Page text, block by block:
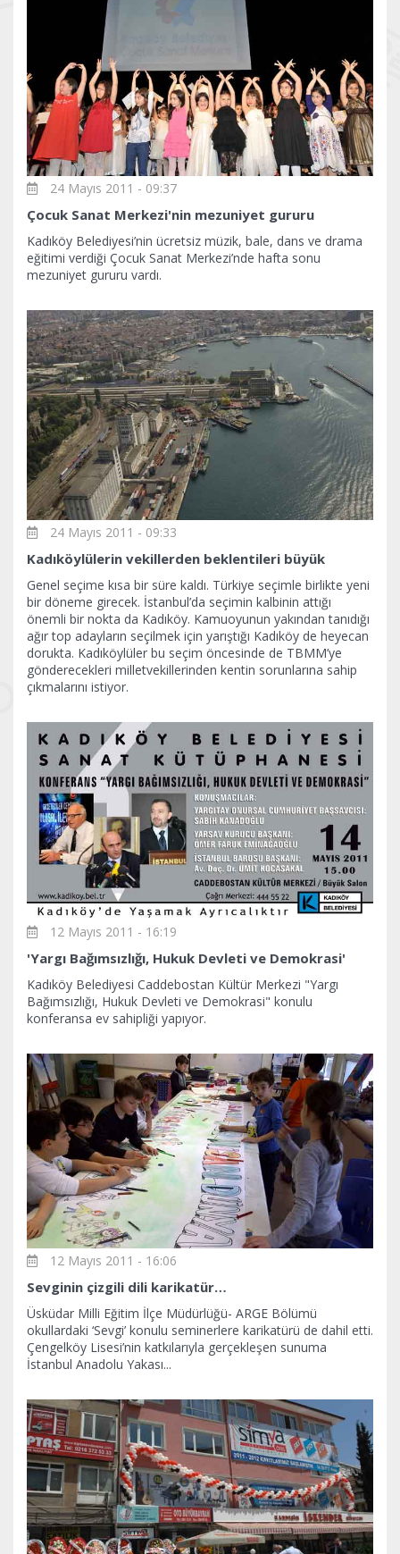
24 Mayıs 2011 - 09:37
Çocuk Sanat Merkezi'nin mezuniyet gururu
Kadıköy Belediyesi’nin ücretsiz müzik, bale, dans ve drama
eğitimi verdiği Çocuk Sanat Merkezi’nde hafta sonu
mezuniyet gururu vardı.
24 Mayıs 2011 - 09:33
Kadıköylülerin vekillerden beklentileri büyük
Genel seçime kısa bir süre kaldı. Türkiye seçimle birlikte yeni
bir döneme girecek. İstanbul’da seçimin kalbinin attığı
önemli bir nokta da Kadıköy. Kamuoyunun yakından tanıdığı
ağır top adayların seçilmek için yarıştığı Kadıköy de heyecan
dorukta. Kadıköylüler bu seçim öncesinde de TBMM’ye
gönderecekleri milletvekillerinden kentin sorunlarına sahip
çıkmalarını istiyor.
12 Mayıs 2011 - 16:19
'Yargı Bağımsızlığı, Hukuk Devleti ve Demokrasi'
Kadıköy Belediyesi Caddebostan Kültür Merkezi "Yargı
Bağımsızlığı, Hukuk Devleti ve Demokrasi" konulu
konferansa ev sahipliği yapıyor.
12 Mayıs 2011 - 16:06
Sevginin çizgili dili karikatür…
Üsküdar Milli Eğitim İlçe Müdürlüğü- ARGE Bölümü
okullardaki ‘Sevgi’ konulu seminerlere karikatürü de dahil etti.
Çengelköy Lisesi’nin katkılarıyla gerçekleşen sunuma
İstanbul Anadolu Yakası...